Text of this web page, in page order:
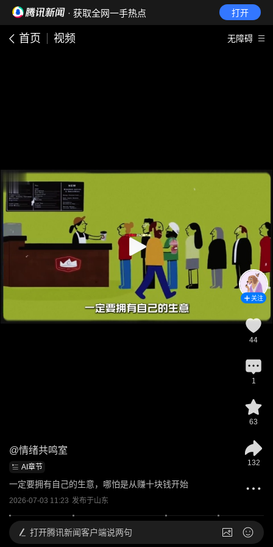
· 获取全网一手热点 打开
首页 视频 无障碍
@情绪共鸣室
AI章节
一定要拥有自己的生意，哪怕是从赚十块钱开始
2026-07-03 11:23 发布于山东
关注
44
1
63
132
打开腾讯新闻客户端说两句